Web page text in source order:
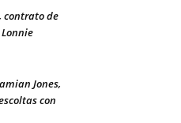
contrato de
Jones,
con